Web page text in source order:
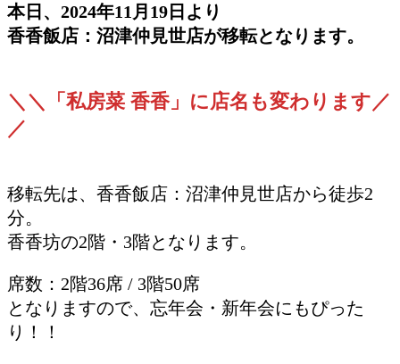
本日、2024年11月19日より
香香飯店：沼津仲見世店が移転となります。
＼＼「私房菜 香香」に店名も変わります／
／
移転先は、香香飯店：沼津仲見世店から徒歩2
分。
香香坊の2階・3階となります。
席数：2階36席 / 3階50席
となりますので、忘年会・新年会にもぴった
り！！